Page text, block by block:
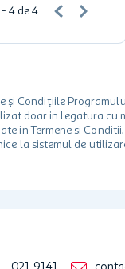
- 4 de 4
și Condițiile
doar in legatura cu
in Termene si
la sistemul de